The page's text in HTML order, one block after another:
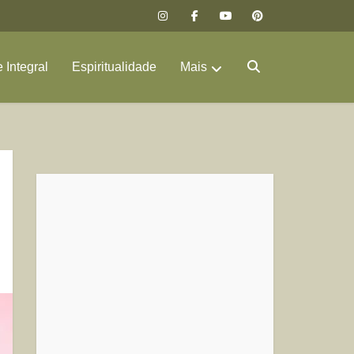
Integral Espiritualidade Mais